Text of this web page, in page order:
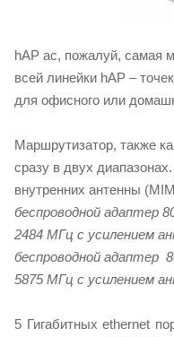
hAP ac, пожалуй, самая
всей линейки hAP –
для офисного или
Маршрутизатор, также
сразу в двух
внутренних антенны
беспроводной адаптер
2484 МГц с усилением
беспроводной адаптер
5875 МГц с усилением
5 Гигабитных ethernet